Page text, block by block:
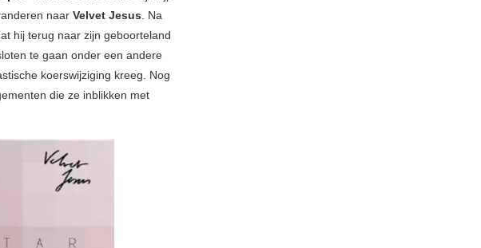
naar Velvet Jesus. Na
hij terug naar zijn geboorteland
te gaan onder een andere
koerswijziging kreeg. Nog
die ze inblikken met